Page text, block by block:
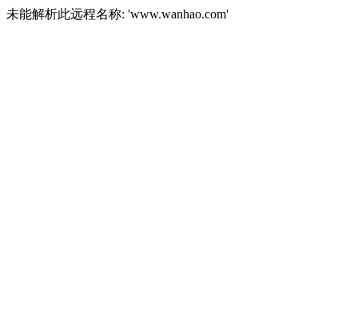
未能解析此远程名称: 'www.wanhao.com'